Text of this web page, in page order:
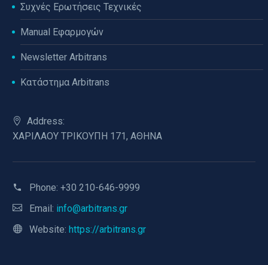
Συχνές Ερωτήσεις Τεχνικές
Manual Εφαρμογών
Newsletter Arbitrans
Κατάστημα Arbitrans
Address:
ΧΑΡΙΛΑΟΥ ΤΡΙΚΟΥΠΗ 171, ΑΘΗΝΑ
Phone: +30 210-646-9999
Email: info@arbitrans.gr
Website: https://arbitrans.gr